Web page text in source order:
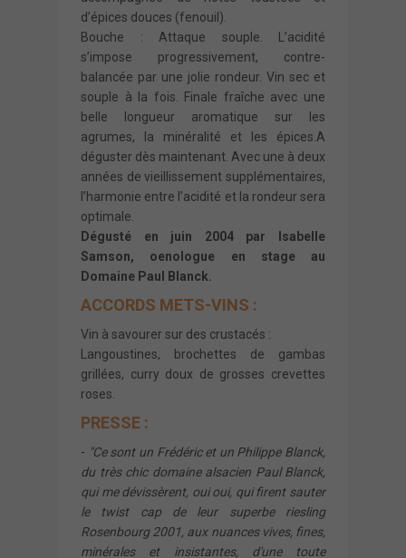
d’épices douces (fenouil).
Bouche : Attaque souple. L’acidité
s’impose progressivement, contre-
balancée par une jolie rondeur. Vin sec et
souple à la fois. Finale fraîche avec une
belle longueur aromatique sur les
agrumes, la minéralité et les épices.A
déguster dès maintenant. Avec une à deux
années de vieillissement supplémentaires,
l’harmonie entre l’acidité et la rondeur sera
optimale.
Dégusté en juin 2004 par Isabelle
Samson, oenologue en stage au
Domaine Paul Blanck.
ACCORDS METS-VINS :
Vin à savourer sur des crustacés :
Langoustines, brochettes de gambas
grillées, curry doux de grosses crevettes
roses.
PRESSE :
- "Ce sont un Frédéric et un Philippe Blanck,
du très chic domaine alsacien Paul Blanck,
qui me dévissèrent, oui oui, qui firent sauter
le twist cap de leur superbe riesling
Rosenbourg 2001, aux nuances vives, fines,
minérales et insistantes, d'une toute